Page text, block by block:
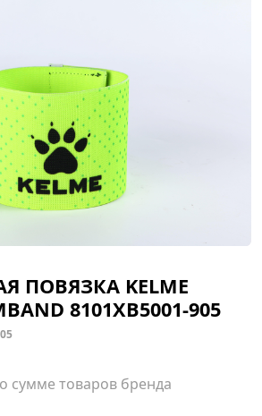
ПОВЯЗКА KELME
8101XB5001-905
сумме товаров бренда